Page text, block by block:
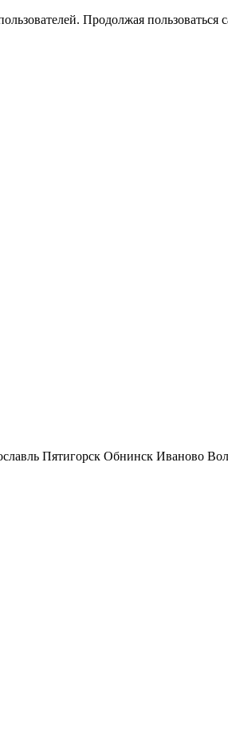
Продолжая пользоваться
Пятигорск Обнинск Иваново